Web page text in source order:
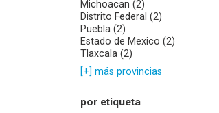
Michoacan (2)
Distrito Federal (2)
Puebla (2)
Estado de Mexico (2)
Tlaxcala (2)
[+] más provincias
por etiqueta